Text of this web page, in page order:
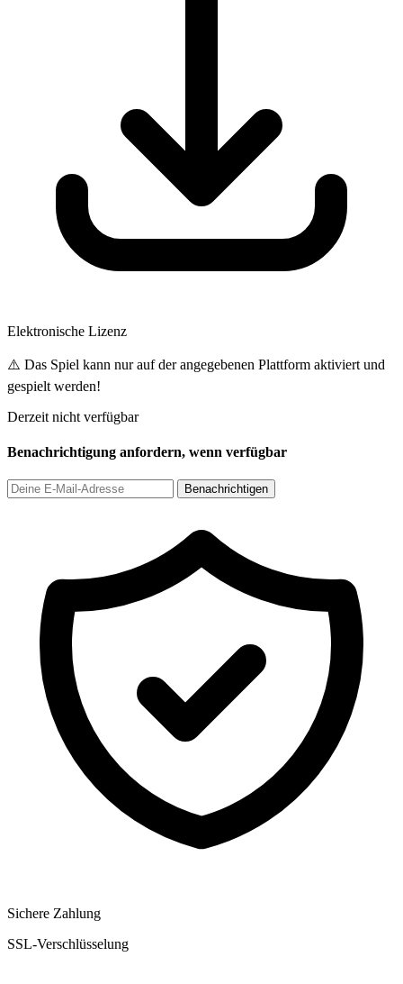
Elektronische Lizenz
⚠️ Das Spiel kann nur auf der angegebenen Plattform aktiviert und
gespielt werden!
Derzeit nicht verfügbar
Benachrichtigung anfordern, wenn verfügbar
Benachrichtigen
Sichere Zahlung
SSL-Verschlüsselung